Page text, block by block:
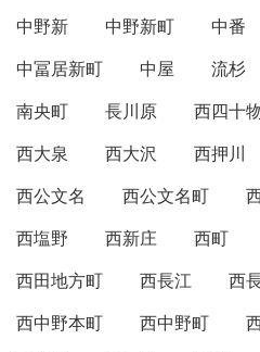
中野新
中野新町 中番
中冨居新町
中屋 流杉
南央町
長川原 西四十
西大泉
西大沢 西押川
西公文名
西公文名町
西塩野
西新庄 西町
西田地方町
西長江
西
西中野本町
西中野町